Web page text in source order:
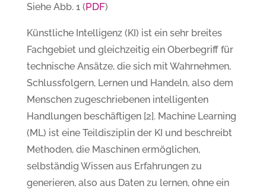
Siehe Abb. 1 (PDF)
Künstliche Intelligenz (KI) ist ein sehr breites
Fachgebiet und gleichzeitig ein Oberbegriff für
technische Ansätze, die sich mit Wahrnehmen,
Schlussfolgern, Lernen und Handeln, also dem
Menschen zugeschriebenen intelligenten
Handlungen beschäftigen [2]. Machine Learning
(ML) ist eine Teildisziplin der KI und beschreibt
Methoden, die Maschinen ermöglichen,
selbständig Wissen aus Erfahrungen zu
generieren, also aus Daten zu lernen, ohne ein